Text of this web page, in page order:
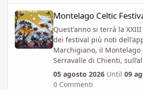
Montelago Celtic Festival - XXIII edizione
Montelago Celtic
Quest'anno si terrà la
dei festival più noti
Marchigiano, il Montelago
Serravalle di Chienti,
Colfiorito in provincia di
https://
05 agosto 2026 Until 09
0 Commenti